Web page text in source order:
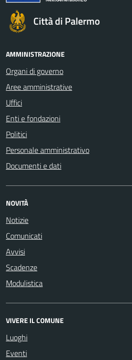
Città di Palermo
AMMINISTRAZIONE
Organi di governo
Aree amministrative
Uffici
Enti e fondazioni
Politici
Personale amministrativo
Documenti e dati
NOVITÀ
Notizie
Comunicati
Avvisi
Scadenze
Modulistica
VIVERE IL COMUNE
Luoghi
Eventi